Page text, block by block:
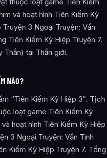
và hoạt hình Tiên Kiếm Kỳ
3 Ngoại Truyện: Vấn
Tiên Kiếm Kỳ Hiệp Truyện 7.
Thần) tại Thần giới.
NÀO?
“Tiên Kiếm Kỳ Hiệp 3″. Tịch
loạt game Tiên Kiếm Kỳ
hoạt hình Tiên Kiếm Kỳ Hiệp
3 Ngoại Truyện: Vấn Tình
Kiếm Kỳ Hiệp Truyện 7. Tổng